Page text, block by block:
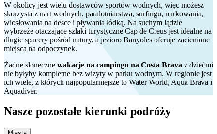
W okolicy jest wielu dostawców sportów wodnych, więc możesz
skorzysta z nart wodnych, paralotniarstwa, surfingu, nurkowania,
wiosłowania na desce i pływania łódką. Na suchym lądzie
wybrzeże otaczające szlaki turystyczne Cap de Creus jest idealne na
długie spacery pośród natury, a jezioro Banyoles oferuje zacienione
miejsca na odpoczynek.
Żadne słoneczne wakacje na campingu na Costa Brava z dziećmi
nie byłyby kompletne bez wizyty w parku wodnym. W regionie jest
ich wiele, z których najpopularniejsze to Water World, Aqua Brava i
Aquadiver.
Nasze pozostałe kierunki podróży